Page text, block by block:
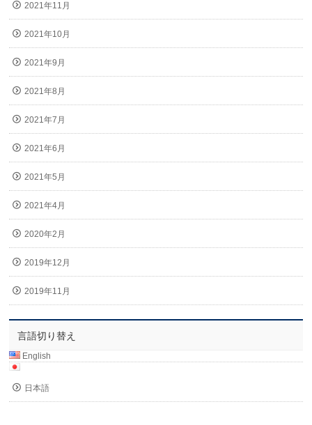
2021年11月
2021年10月
2021年9月
2021年8月
2021年7月
2021年6月
2021年5月
2021年4月
2020年2月
2019年12月
2019年11月
言語切り替え
English
日本語